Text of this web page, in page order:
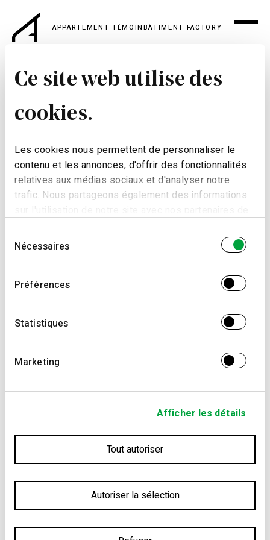
Ce site web utilise des
cookies.
Les cookies nous permettent de personnaliser le
contenu et les annonces, d'offrir des fonctionnalités
relatives aux médias sociaux et d'analyser notre
trafic. Nous partageons également des informations
combiner celles-ci avec d'autres informations que
vous leur avez fournies ou qu'ils ont collectées lors
Nécessaires
Préférences
Statistiques
Marketing
Afficher les détails
Tout autoriser
Autoriser la sélection
APPARTEMENT TÉMOINBÂTIMENT FACTORY